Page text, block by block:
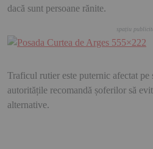
dacă sunt persoane rănite.
Traficul rutier este puternic afectat
autoritățile recomandă șoferilor să
alternative.